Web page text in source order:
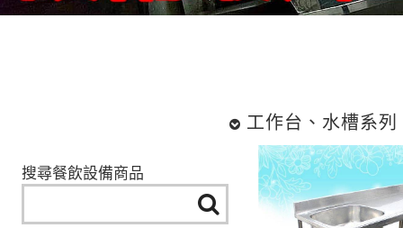
搜尋餐飲設備商品
工作台、水槽系列